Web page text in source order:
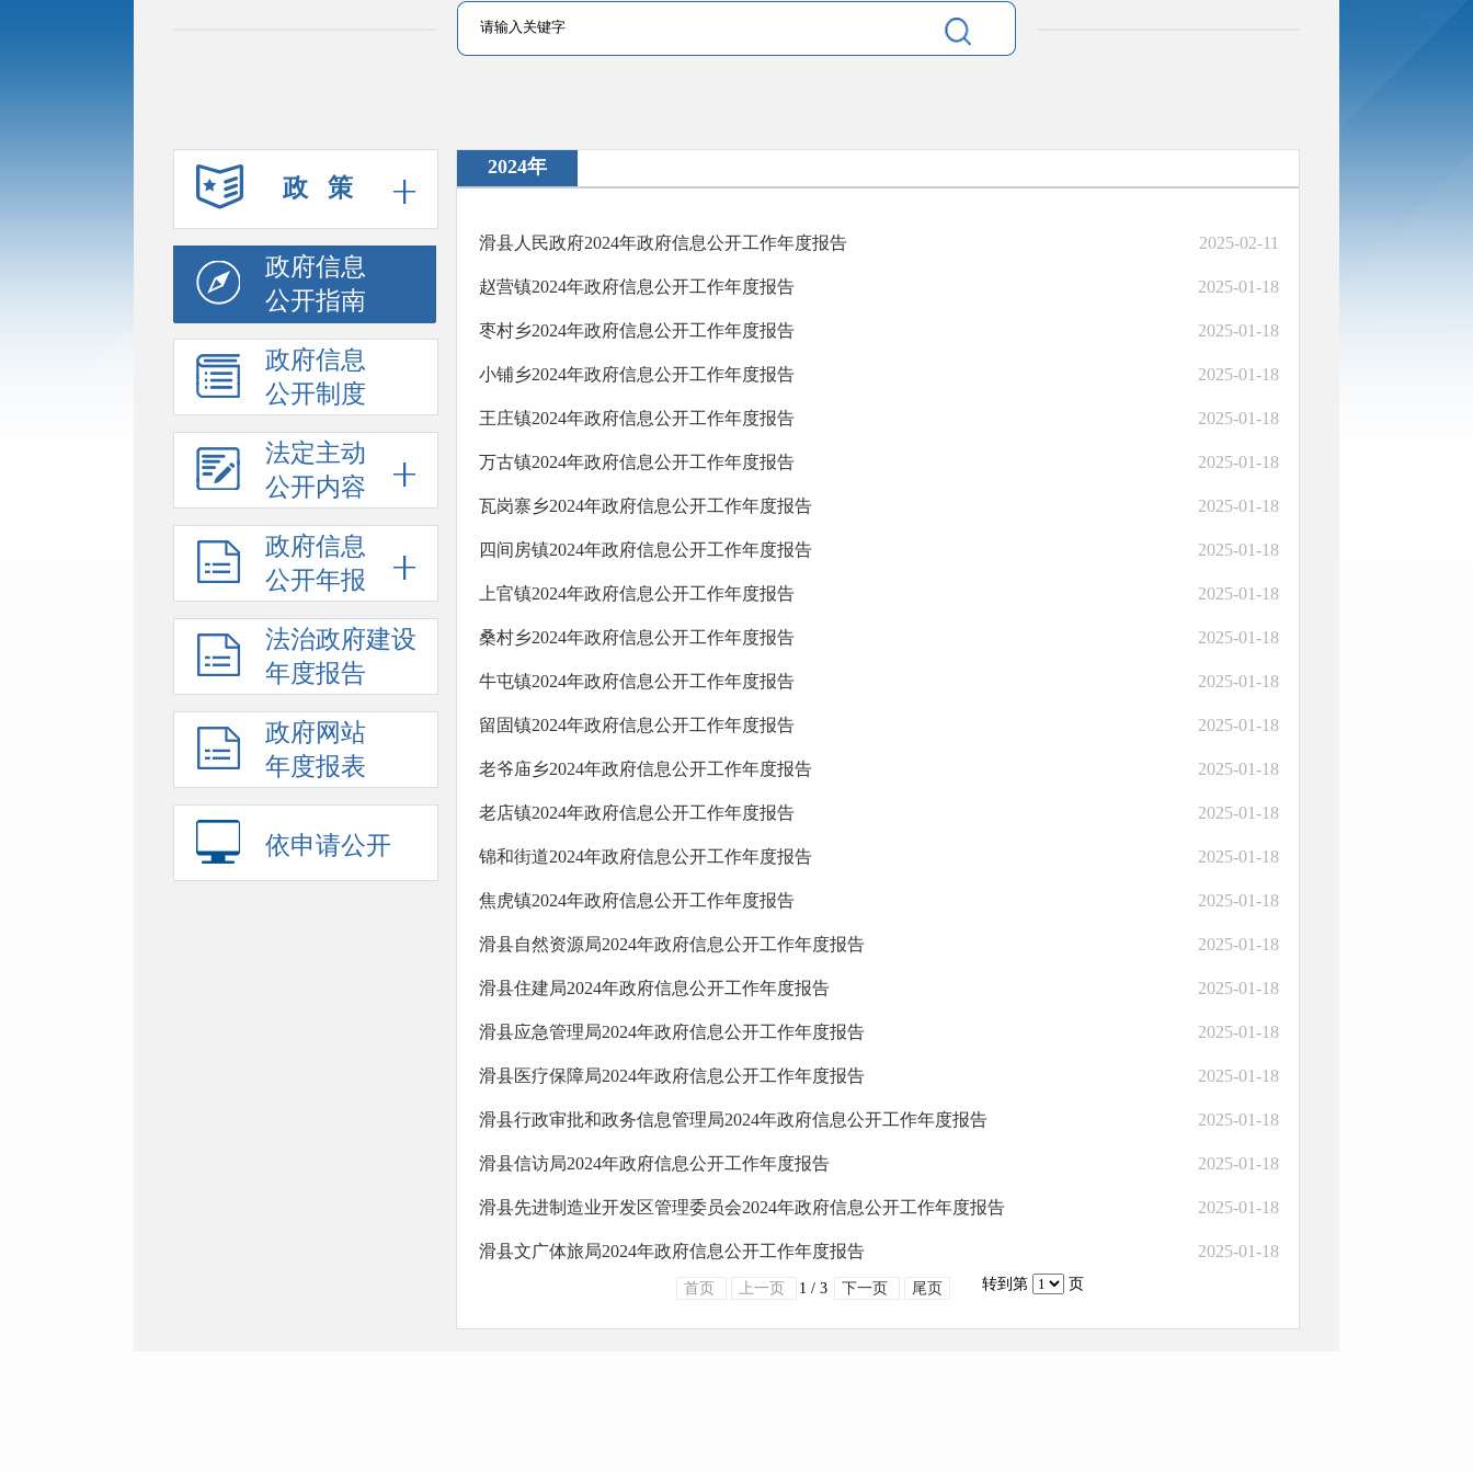
政 策
政府信息
公开指南
政府信息
公开制度
法定主动
公开内容
政府信息
公开年报
法治政府建设
年度报告
政府网站
年度报表
依申请公开
2024年
滑县人民政府2024年政府信息公开工作年度报告 2025-02-11
赵营镇2024年政府信息公开工作年度报告 2025-01-18
枣村乡2024年政府信息公开工作年度报告 2025-01-18
小铺乡2024年政府信息公开工作年度报告 2025-01-18
王庄镇2024年政府信息公开工作年度报告 2025-01-18
万古镇2024年政府信息公开工作年度报告 2025-01-18
瓦岗寨乡2024年政府信息公开工作年度报告 2025-01-18
四间房镇2024年政府信息公开工作年度报告 2025-01-18
上官镇2024年政府信息公开工作年度报告 2025-01-18
桑村乡2024年政府信息公开工作年度报告 2025-01-18
牛屯镇2024年政府信息公开工作年度报告 2025-01-18
留固镇2024年政府信息公开工作年度报告 2025-01-18
老爷庙乡2024年政府信息公开工作年度报告 2025-01-18
老店镇2024年政府信息公开工作年度报告 2025-01-18
锦和街道2024年政府信息公开工作年度报告 2025-01-18
焦虎镇2024年政府信息公开工作年度报告 2025-01-18
滑县自然资源局2024年政府信息公开工作年度报告 2025-01-18
滑县住建局2024年政府信息公开工作年度报告 2025-01-18
滑县应急管理局2024年政府信息公开工作年度报告 2025-01-18
滑县医疗保障局2024年政府信息公开工作年度报告 2025-01-18
滑县行政审批和政务信息管理局2024年政府信息公开工作年度报告 2025-01-18
滑县信访局2024年政府信息公开工作年度报告 2025-01-18
滑县先进制造业开发区管理委员会2024年政府信息公开工作年度报告 2025-01-18
滑县文广体旅局2024年政府信息公开工作年度报告 2025-01-18
首页 上一页 1 / 3 下一页 尾页 转到第 页